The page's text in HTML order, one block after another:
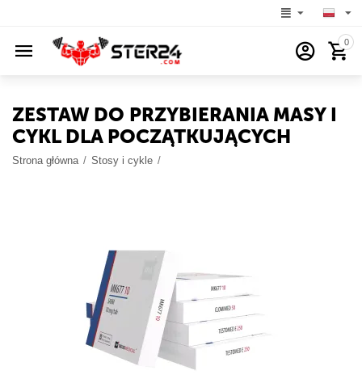
0
ZESTAW DO PRZYBIERANIA MASY I
CYKL DLA POCZĄTKUJĄCYCH
Strona główna / Stosy i cykle /